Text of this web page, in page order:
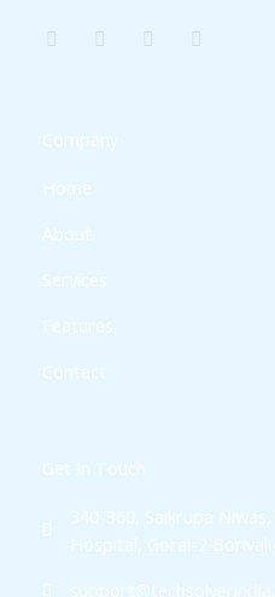
c
k
i s a
Company
Home
About
Services
Features
Contact
Get In Touch
340-360, Saikrupa
Hospital, Gorai-2